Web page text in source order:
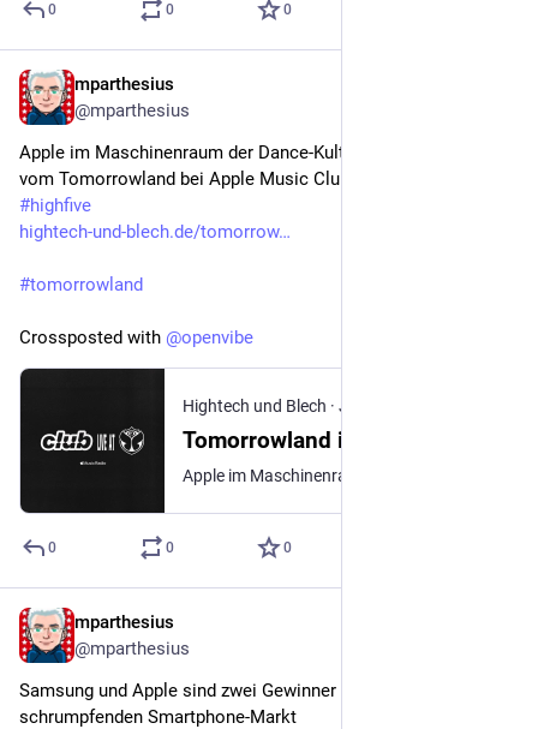
0 0 0
mparthesius
@mparthesius
Apple im Maschinenraum der Dance-Kultur durch den Stream
vom Tomorrowland bei Apple Music Club Live
#highfive
hightech-und-blech.de/tomorrow
#tomorrowland
Crossposted with @openvibe
Hightech und Blech · Jul 18
0 0 0
mparthesius
@mparthesius
Samsung und Apple sind zwei Gewinner in einem
schrumpfenden Smartphone-Markt